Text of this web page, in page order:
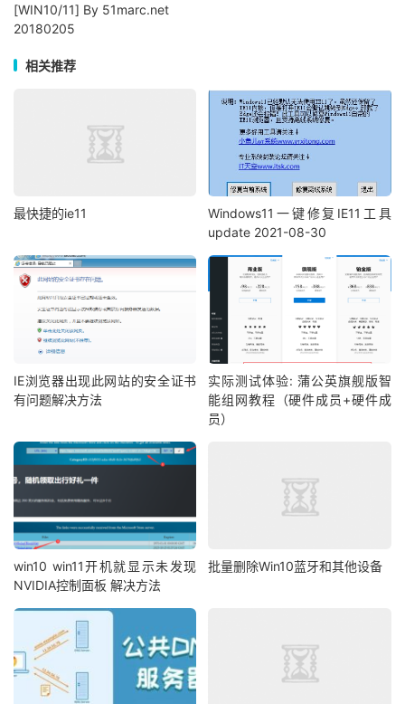
[WIN10/11] By 51marc.net
20180205
相关推荐
最快捷的ie11
Windows11一键修复IE11工具
update 2021-08-30
IE浏览器出现此网站的安全证书
有问题解决方法
实际测试体验: 蒲公英旗舰版智
能组网教程（硬件成员+硬件成
员）
win10 win11开机就显示未发现
NVIDIA控制面板 解决方法
批量删除Win10蓝牙和其他设备